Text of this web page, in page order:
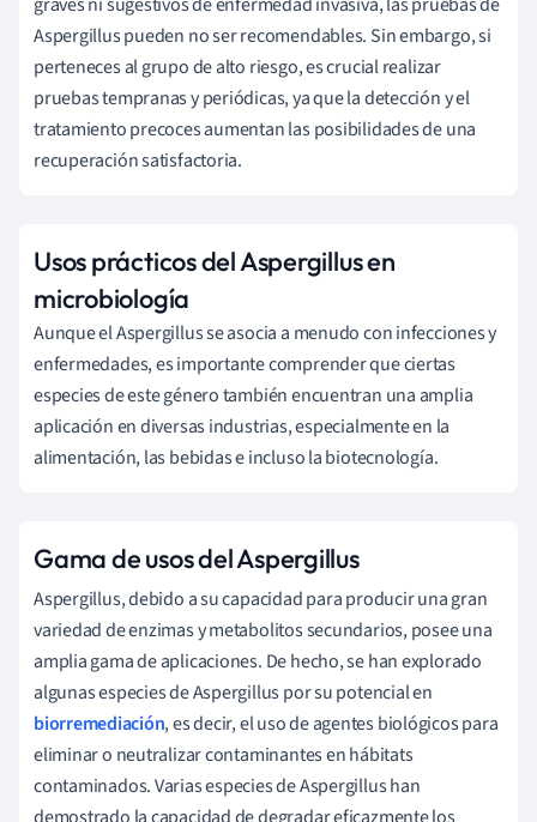
Aspergillus pueden no ser recomendables. Sin embargo, si
perteneces al grupo de alto riesgo, es crucial realizar
pruebas tempranas y periódicas, ya que la detección y el
tratamiento precoces aumentan las posibilidades de una
recuperación satisfactoria.
Usos prácticos del Aspergillus en
microbiología
Aunque el Aspergillus se asocia a menudo con infecciones y
enfermedades, es importante comprender que ciertas
especies de este género también encuentran una amplia
aplicación en diversas industrias, especialmente en la
alimentación, las bebidas e incluso la biotecnología.
Gama de usos del Aspergillus
Aspergillus, debido a su capacidad para producir una gran
variedad de enzimas y metabolitos secundarios, posee una
amplia gama de aplicaciones. De hecho, se han explorado
algunas especies de Aspergillus por su potencial en
biorremediación, es decir, el uso de agentes biológicos para
eliminar o neutralizar contaminantes en hábitats
contaminados. Varias especies de Aspergillus han
demostrado la capacidad de degradar eficazmente los